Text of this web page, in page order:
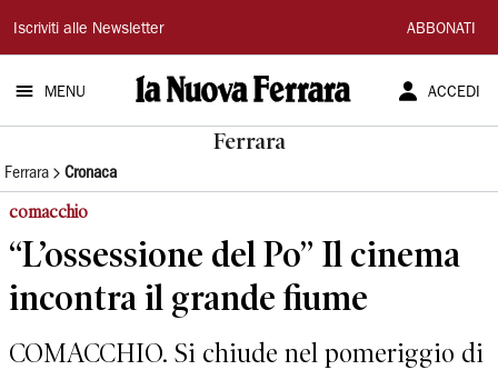
La
Nuova
Ferrara
Iscriviti alle Newsletter ABBONATI
MENU ACCEDI
Ferrara
Ferrara Cronaca
comacchio
“L’ossessione del Po” Il cinema
incontra il grande fiume
COMACCHIO. Si chiude nel pomeriggio di